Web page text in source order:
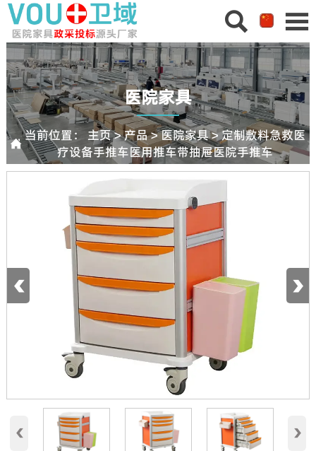
 
医院家具
 当前位置：主页>产品>医院家具>定制敷料急救医
疗设备手推车医用推车带抽屉医院手推车
‹ ›
‹ ›